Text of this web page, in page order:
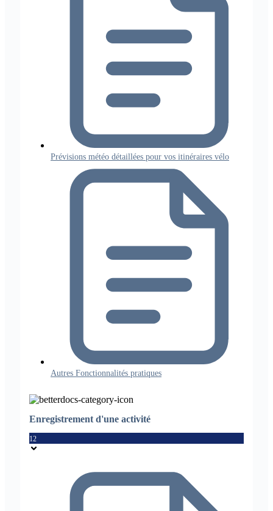
Prévisions météo détaillées pour vos itinéraires vélo
Autres Fonctionnalités pratiques
Enregistrement d'une activité
12